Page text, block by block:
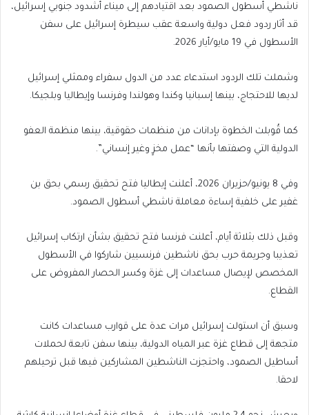
ناشطي أسطول الصمود بعد اقتيادهم إلى ميناء أشدود جنوبي إسرائيل،
قد أثار ردود فعل دولية واسعة عقب سيطرة إسرائيل على سفن
الأسطول في 19 مايو/أيار 2026.
وشملت تلك الردود استدعاء عدد من الدول سفراء وممثلي إسرائيل
لديها للاحتجاج، بينها إسبانيا وكندا وهولندا وفرنسا وإيطاليا وبلجيكا.
كما قُوبلت الخطوة بإدانات من منظمات حقوقية، بينها منظمة العفو
الدولية التي وصفتها بأنها “عمل مخزٍ وغير إنساني”.
وفي 8 يونيو/حزيران 2026، أعلنت إيطاليا فتح تحقيق رسمي بحق بن
غفير على خلفية إساءة معاملة ناشطي أسطول الصمود.
وقبل ذلك بثلاثة أيام، أعلنت فرنسا فتح تحقيق بشأن ارتكاب إسرائيل
تعذيبا وجريمة حرب بحق ناشطين فرنسيين شاركوا في الأسطول
المخصص لإيصال مساعدات إلى غزة وكسر الحصار المفروض على
القطاع.
وسبق أن استولت إسرائيل مرات عدة على قوارب مساعدات كانت
متجهة إلى قطاع غزة عبر المياه الدولية، بينها سفن تابعة لحملات
أساطيل الصمود، واحتجزت الناشطين المشاركين فيها قبل ترحيلهم
لاحقا.